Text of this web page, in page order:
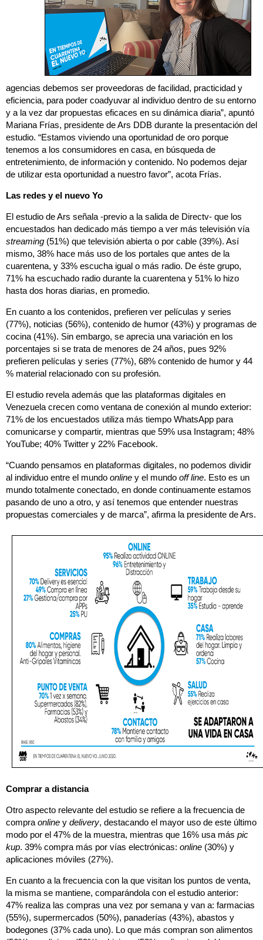
agencias debemos ser proveedoras de facilidad, practicidad y
eficiencia, para poder coadyuvar al individuo dentro de su entorno
y a la vez dar propuestas eficaces en su dinámica diaria”, apuntó
Mariana Frías, presidente de Ars DDB durante la presentación del
estudio. “Estamos viviendo una oportunidad de oro porque
tenemos a los consumidores en casa, en búsqueda de
entretenimiento, de información y contenido. No podemos dejar
de utilizar esta oportunidad a nuestro favor”, acota Frías.
Las redes y el nuevo Yo
El estudio de Ars señala -previo a la salida de Directv- que los
encuestados han dedicado más tiempo a ver más televisión vía
streaming (51%) que televisión abierta o por cable (39%). Así
mismo, 38% hace más uso de los portales que antes de la
cuarentena, y 33% escucha igual o más radio. De éste grupo,
71% ha escuchado radio durante la cuarentena y 51% lo hizo
hasta dos horas diarias, en promedio.
En cuanto a los contenidos, prefieren ver películas y series
(77%), noticias (56%), contenido de humor (43%) y programas de
cocina (41%). Sin embargo, se aprecia una variación en los
porcentajes si se trata de menores de 24 años, pues 92%
prefieren películas y series (77%), 68% contenido de humor y 44
% material relacionado con su profesión.
El estudio revela además que las plataformas digitales en
Venezuela crecen como ventana de conexión al mundo exterior:
71% de los encuestados utiliza más tiempo WhatsApp para
comunicarse y compartir, mientras que 59% usa Instagram; 48%
YouTube; 40% Twitter y 22% Facebook.
“Cuando pensamos en plataformas digitales, no podemos dividir
al individuo entre el mundo online y el mundo off line. Esto es un
mundo totalmente conectado, en donde continuamente estamos
pasando de uno a otro, y así tenemos que entender nuestras
propuestas comerciales y de marca”, afirma la presidente de Ars.
Comprar a distancia
Otro aspecto relevante del estudio se refiere a la frecuencia de
compra online y delivery, destacando el mayor uso de este último
modo por el 47% de la muestra, mientras que 16% usa más pic
kup. 39% compra más por vías electrónicas: online (30%) y
aplicaciones móviles (27%).
En cuanto a la frecuencia con la que visitan los puntos de venta,
la misma se mantiene, comparándola con el estudio anterior:
47% realiza las compras una vez por semana y van a: farmacias
(55%), supermercados (50%), panaderías (43%), abastos y
bodegones (37% cada uno). Lo que más compran son alimentos